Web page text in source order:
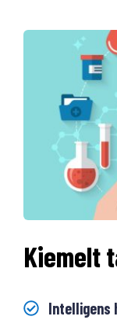
Kiemelt
Intelligens